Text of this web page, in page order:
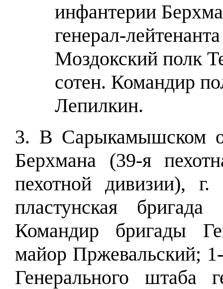
инфантерии
генерал-
Моздокский полк
сотен. Командир
Лепилкин.
3. В Сарыкамышском
Берхмана (39-я
пехотной дивизии),
пластунская
Командир бригады
майор Пржевальский; 1-
Генерального штаба